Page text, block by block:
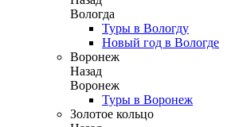
Вологда
Туры в Вологду
Новый год в Вологде
Воронеж
Назад
Воронеж
Туры в Воронеж
Золотое кольцо